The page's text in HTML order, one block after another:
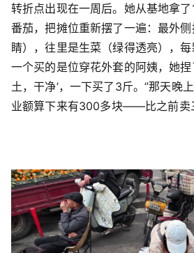
转折点出现在一周后。她从基地拿
番茄，把摊位重新摆了一遍：最外
睛），往里是生菜（绿得透亮），
一个买的是位穿花外套的阿姨，她捏
土，干净’，一下买了3斤。”那天晚
业额算下来有300多块——比之前卖